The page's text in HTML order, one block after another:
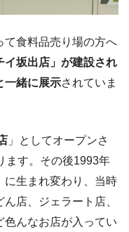
て食料品売り場の方へ
イ坂出店」が建設され
一緒に展示されていま
」としてオープンさ
ます。その後1993年
に生まれ変わり、当時
店、ジェラート店、
んなお店が入ってい